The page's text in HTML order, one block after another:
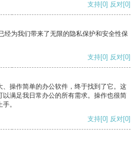
支持[0] 反对[0]
经为我们带来了无限的隐私保护和安全性保
支持[0] 反对[0]
、操作简单的办公软件，终于找到了它。这
以满足我日常办公的所有需求。操作也很简
。
支持[0] 反对[0]